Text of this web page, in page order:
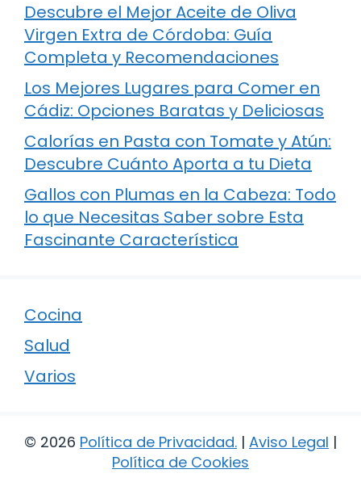
Descubre el Mejor Aceite de Oliva
Virgen Extra de Córdoba: Guía
Completa y Recomendaciones
Los Mejores Lugares para Comer en
Cádiz: Opciones Baratas y Deliciosas
Calorías en Pasta con Tomate y Atún:
Descubre Cuánto Aporta a tu Dieta
Gallos con Plumas en la Cabeza: Todo
lo que Necesitas Saber sobre Esta
Fascinante Característica
Cocina
Salud
Varios
© 2026 Política de Privacidad. | Aviso Legal |
Política de Cookies